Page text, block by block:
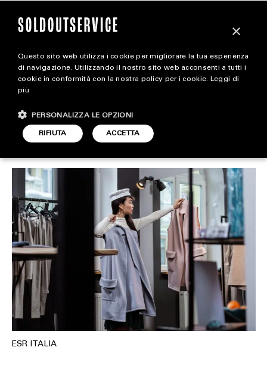
magazine
STYLE
FOOTWEAR
ACCESSORIES
Stiamo diventando tutti
consulenti di immagine?
STYLE
21 NOVEMBRE 2024
ESR ITALIA
×
Questo sito web utilizza i cookie per migliorare la tua esperienza
di navigazione. Utilizzando il nostro sito web acconsenti a tutti i
cookie in conformità con la nostra policy per i cookie. Leggi di
più
ACCETTA
RIFIUTA
PERSONALIZZA LE OPZIONI